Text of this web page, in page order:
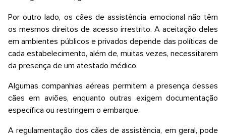
Por outro lado, os cães de assistência emocional não têm
os mesmos direitos de acesso irrestrito. A aceitação deles
em ambientes públicos e privados depende das políticas de
cada estabelecimento, além de, muitas vezes, necessitarem
da presença de um atestado médico.
Algumas companhias aéreas permitem a presença desses
cães em aviões, enquanto outras exigem documentação
específica ou restringem o embarque.
A regulamentação dos cães de assistência, em geral, pode